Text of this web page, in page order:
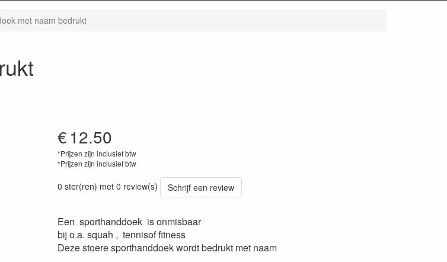
met naam bedrukt
€12.50
*Prijzen zijn inclusief btw
*Prijzen zijn inclusief btw
0 ster(ren) met 0 review(s) Schrijf een review
Een sporthanddoek is onmisbaar
bij o.a. squah , tennisof fitness
Deze stoere sporthanddoek wordt bedrukt met naam